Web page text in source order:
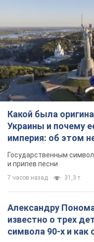
Какой была
Украины и почему
империя: об этом
Государственным
и припев песни
7 часов назад 31,3 т.
Александру
известно о трех
символа 90-х и как